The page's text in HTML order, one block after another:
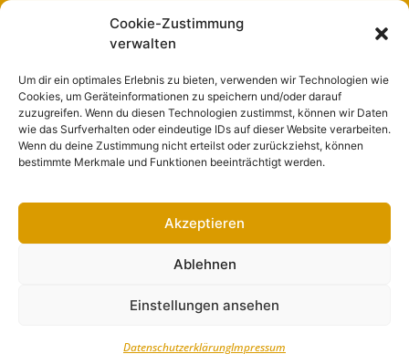
Cookie-Zustimmung
verwalten
Um dir ein optimales Erlebnis zu bieten, verwenden wir Technologien wie
Cookies, um Geräteinformationen zu speichern und/oder darauf
zuzugreifen. Wenn du diesen Technologien zustimmst, können wir Daten
wie das Surfverhalten oder eindeutige IDs auf dieser Website verarbeiten.
Wenn du deine Zustimmung nicht erteilst oder zurückziehst, können
bestimmte Merkmale und Funktionen beeinträchtigt werden.
Akzeptieren
Ablehnen
Einstellungen ansehen
DatenschutzerklärungImpressum
Navigation
Start
Nutzungsbedingungen
Abo
Kontakt